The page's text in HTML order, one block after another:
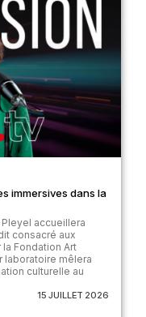
immersives dans la
accueillera
consacré aux
Fondation Art
laboratoire mêlera
culturelle au
15 JUILLET 2026